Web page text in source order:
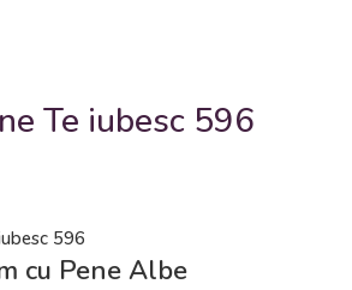
Te iubesc 596
cu Pene Albe